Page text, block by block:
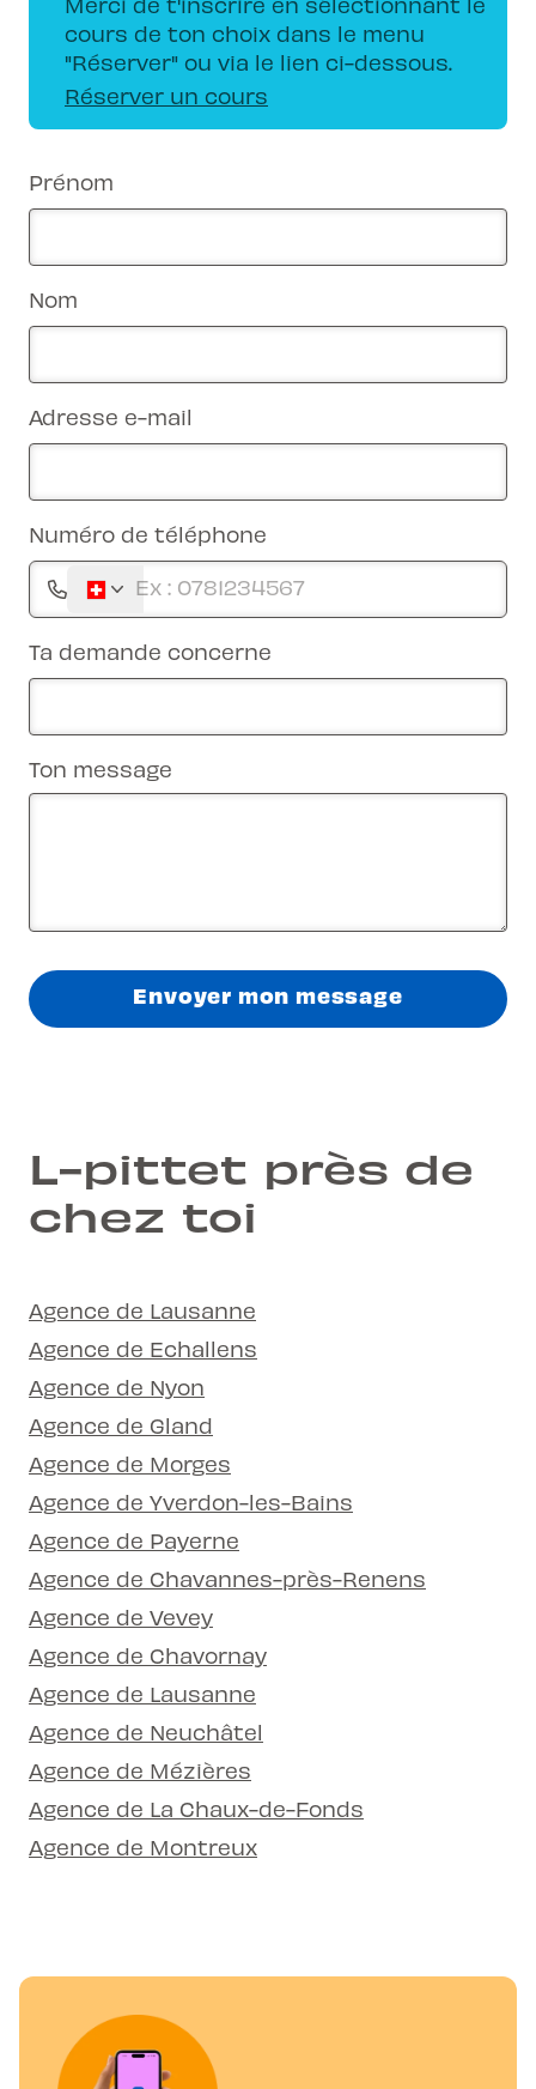
cours de ton choix dans le menu
"Réserver" ou via le lien ci-dessous.
Réserver un cours
Prénom
Nom
Adresse e-mail
Numéro de téléphone
Ta demande concerne
Ton message
Envoyer mon message
L-pittet près de
chez toi
Agence de Lausanne
Agence de Echallens
Agence de Nyon
Agence de Gland
Agence de Morges
Agence de Yverdon-les-Bains
Agence de Payerne
Agence de Chavannes-près-Renens
Agence de Vevey
Agence de Chavornay
Agence de Lausanne
Agence de Neuchâtel
Agence de Mézières
Agence de La Chaux-de-Fonds
Agence de Montreux